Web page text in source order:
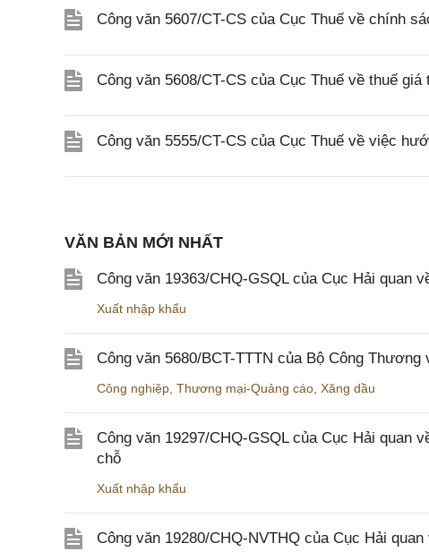
Công văn 5607/CT-CS của Cục Thuế về chính
Công văn 5608/CT-CS của Cục Thuế về thuế giá
Công văn 5555/CT-CS của Cục Thuế về việc
VĂN BẢN MỚI NHẤT
Công văn 19363/CHQ-GSQL của Cục Hải quan
Xuất nhập khẩu
Công văn 5680/BCT-TTTN của Bộ Công
Công nghiệp Thương mại-Quảng cáo Xăng dầu
Công văn 19297/CHQ-GSQL của Cục Hải quan
chỗ
Xuất nhập khẩu
Công văn 19280/CHQ-NVTHQ của Cục Hải